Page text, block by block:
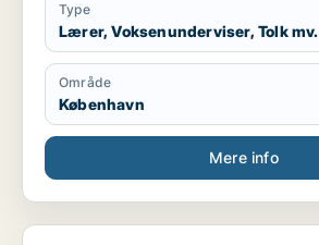
Type
Lærer, Voksenunderviser, Tolk mv.
Område
København
Mere info